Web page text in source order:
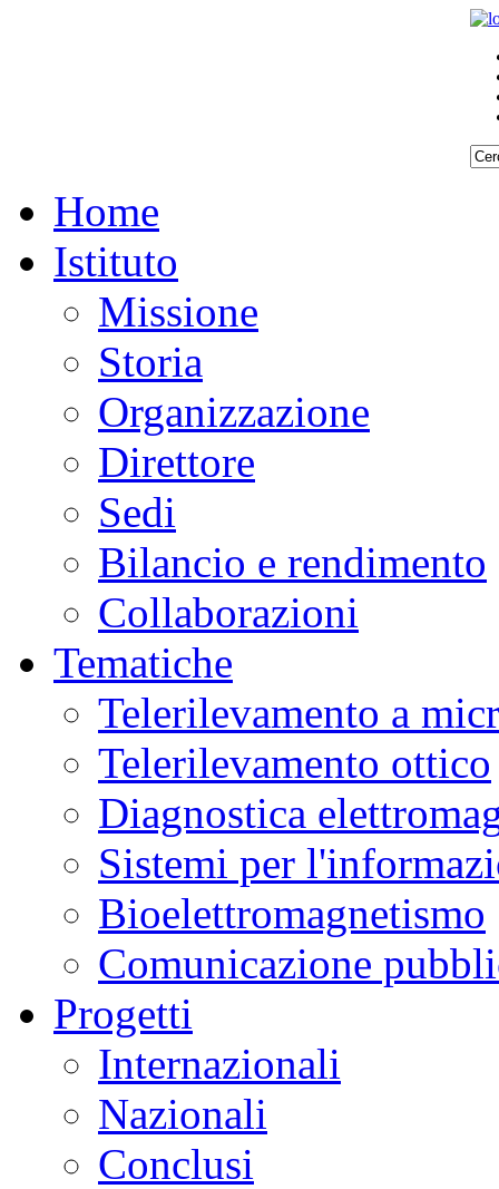
Home
Istituto
Missione
Storia
Organizzazione
Direttore
Sedi
Bilancio e rendimento
Collaborazioni
Tematiche
Telerilevamento a
Telerilevamento ottico
Diagnostica
Sistemi per
Bioelettromagnetismo
Comunicazione
Progetti
Internazionali
Nazionali
Conclusi